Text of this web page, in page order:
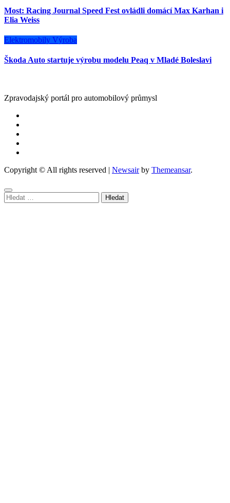
Most: Racing Journal Speed Fest ovládli domácí Max Karhan i
Elia Weiss
Elektromobily Výroba
Škoda Auto startuje výrobu modelu Peaq v Mladé Boleslavi
Zpravodajský portál pro automobilový průmysl
Copyright © All rights reserved | Newsairby Themeansar.
Vyhledávání